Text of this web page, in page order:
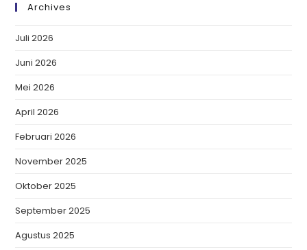
Archives
Juli 2026
Juni 2026
Mei 2026
April 2026
Februari 2026
November 2025
Oktober 2025
September 2025
Agustus 2025